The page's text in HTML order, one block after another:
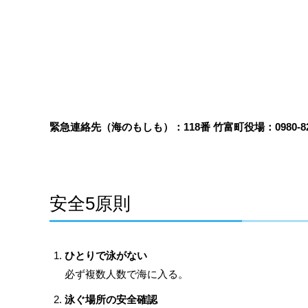
緊急連絡先（海のもしも）：118番 竹富町役場：0980-
安全5原則
ひとりで泳がない
必ず複数人数で海に入る。
泳ぐ場所の安全確認